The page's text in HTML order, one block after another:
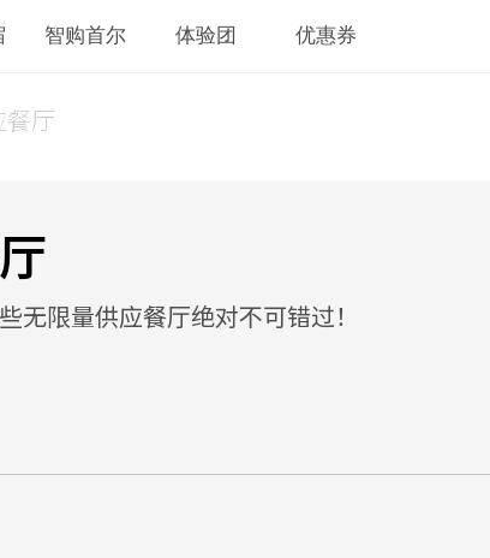
智购首尔 体验团 优惠券
厅
无限量供应餐厅绝对不可错过！